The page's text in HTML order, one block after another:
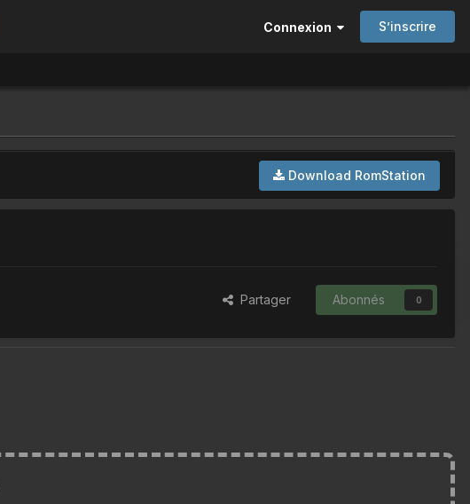
Connexion S’inscrire
Download RomStation
Partager Abonnés 0